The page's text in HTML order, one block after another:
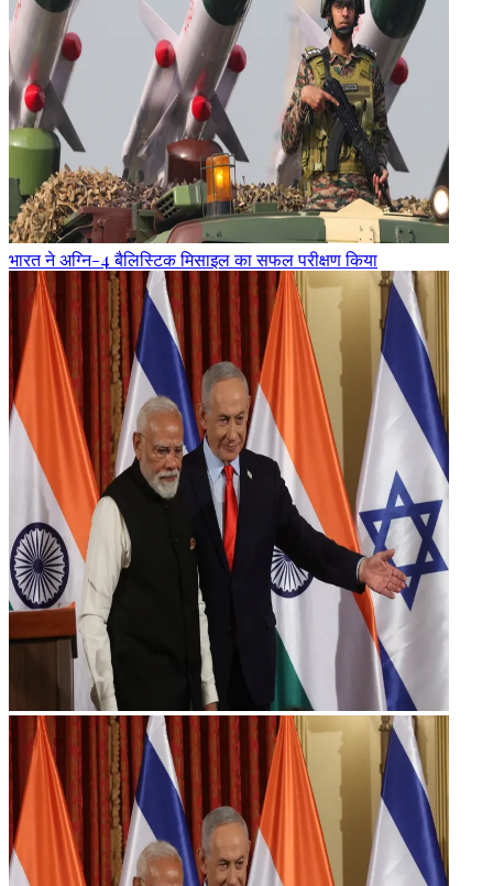
भारत ने अग्नि-4 बैलिस्टिक मिसाइल का सफल परीक्षण किया